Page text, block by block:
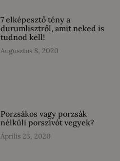
7 elképesztő tény a
durumlisztről, amit neked is
tudnod kell!
Augusztus 8, 2020
Porzsákos vagy porzsák
nélküli porszívót vegyek?
Április 23, 2020